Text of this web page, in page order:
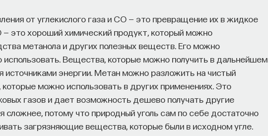
от углекислого газа и CO — это превращение их в жидкое
это хороший химический продукт, который можно
метанола и других полезных веществ. Его можно
использовать. Вещества, которые можно получить в дальнейшем
источниками энергии. Метан можно разложить на чистый
можно использовать в других применениях. Это
газов и дает возможность дешево получать другие
сложнее, потому что природный уголь сам по себе достаточно
загрязняющие вещества, которые были в исходном угле.